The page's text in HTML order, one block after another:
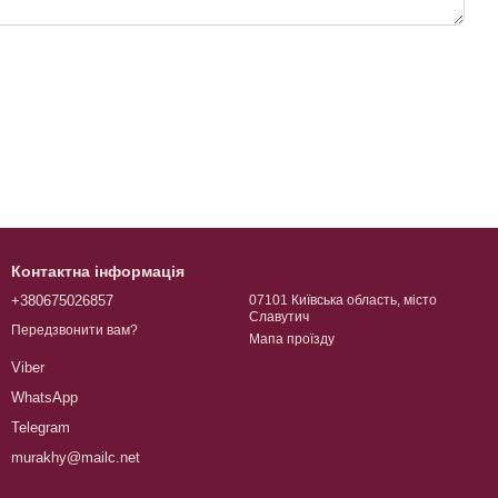
Контактна інформація
+380675026857
Передзвонити вам?
Viber
WhatsApp
Telegram
murakhy@mailc.net
07101 Київська область, місто
Славутич
Мапа проїзду